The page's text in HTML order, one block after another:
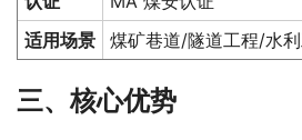
适用场景
煤矿巷道/隧道工程/水
三、核心优势